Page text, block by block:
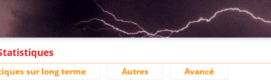
sur long terme Autres Avancé